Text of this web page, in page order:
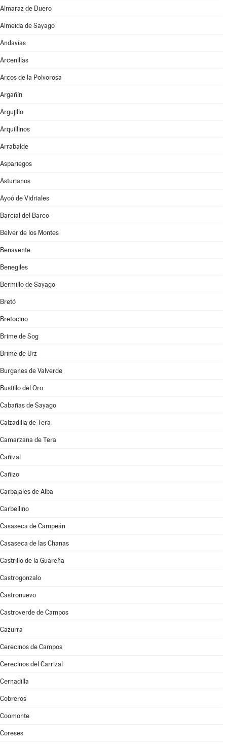
Almaraz de Duero
Almeida de Sayago
Andavías
Arcenillas
Arcos de la Polvorosa
Argañín
Argujillo
Arquillinos
Arrabalde
Aspariegos
Asturianos
Ayoó de Vidriales
Barcial del Barco
Belver de los Montes
Benavente
Benegiles
Bermillo de Sayago
Bretó
Bretocino
Brime de Sog
Brime de Urz
Burganes de Valverde
Bustillo del Oro
Cabañas de Sayago
Calzadilla de Tera
Camarzana de Tera
Cañizal
Cañizo
Carbajales de Alba
Carbellino
Casaseca de Campeán
Casaseca de las Chanas
Castrillo de la Guareña
Castrogonzalo
Castronuevo
Castroverde de Campos
Cazurra
Cerecinos de Campos
Cerecinos del Carrizal
Cernadilla
Cobreros
Coomonte
Coreses